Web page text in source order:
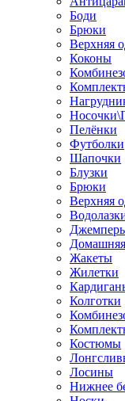
Боди
Брюки
Верхняя
Коконы
Пелёнки
Футболки
Шапочки
Блузки
Брюки
Верхняя
Жакеты
Жилетки
Колготки
Костюмы
Лосины
Нижнее